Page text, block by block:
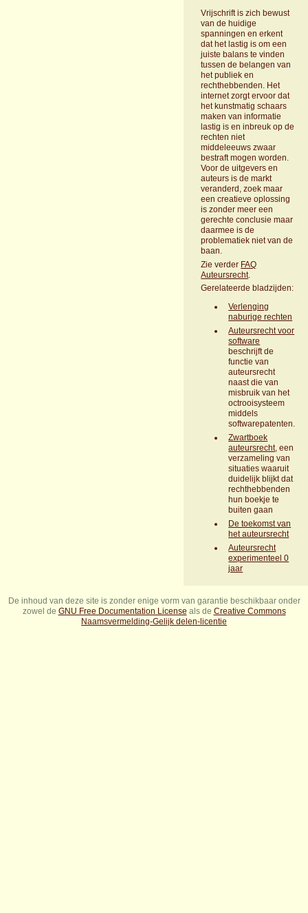
Vrijschrift is zich bewust
van de huidige
spanningen en erkent
dat het lastig is om een
juiste balans te vinden
tussen de belangen van
het publiek en
rechthebbenden. Het
internet zorgt ervoor dat
het kunstmatig schaars
maken van informatie
lastig is en inbreuk op de
rechten niet
middeleeuws zwaar
bestraft mogen worden.
Voor de uitgevers en
auteurs is de markt
veranderd, zoek maar
een creatieve oplossing
is zonder meer een
gerechte conclusie maar
daarmee is de
problematiek niet van de
baan.
Zie verder FAQ
Auteursrecht.
Gerelateerde bladzijden:
Verlenging
naburige rechten
Auteursrecht voor
software
beschrijft de
functie van
auteursrecht
naast die van
misbruik van het
octrooisysteem
middels
softwarepatenten.
Zwartboek
auteursrecht, een
verzameling van
situaties waaruit
duidelijk blijkt dat
rechthebbenden
hun boekje te
buiten gaan
De toekomst van
het auteursrecht
Auteursrecht
experimenteel 0
jaar
De inhoud van deze site is zonder enige vorm van garantie beschikbaar onder
zowel de GNU Free Documentation License als de Creative Commons
Naamsvermelding-Gelijk delen-licentie